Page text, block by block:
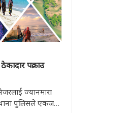
पक्राउ
ज्यानमारा
पुलिसले एकजना